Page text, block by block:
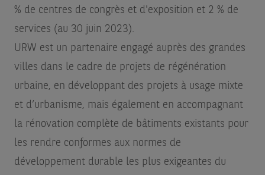
% de centres de congrès et d'exposition et 2 % de
services (au 30 juin 2023).
URW est un partenaire engagé auprès des grandes
villes dans le cadre de projets de régénération
urbaine, en développant des projets à usage mixte
et d’urbanisme, mais également en accompagnant
la rénovation complète de bâtiments existants pour
les rendre conformes aux normes de
développement durable les plus exigeantes du